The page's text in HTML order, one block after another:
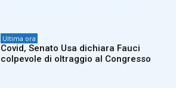
Ultima ora
Covid, Senato Usa dichiara Fauci
colpevole di oltraggio al Congresso